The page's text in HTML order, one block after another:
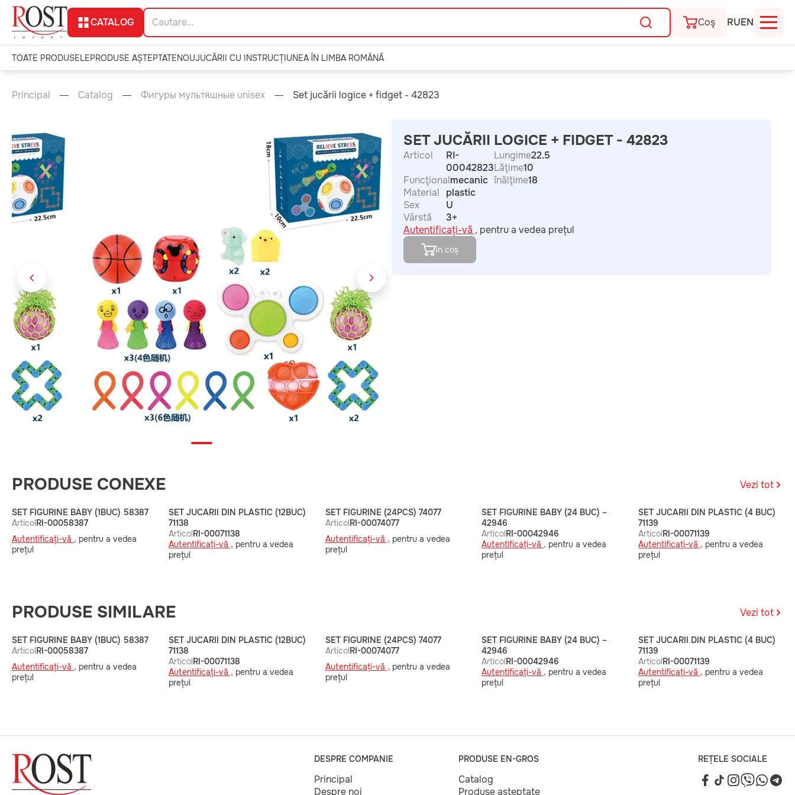
CATALOG Coş RUEN
TOATE PRODUSELEPRODUSE AȘTEPTATENOUJUCĂRII CU INSTRUCȚIUNEA ÎN LIMBA ROMÂNĂ
Principal Catalog Фигуры мультяшные unisex Set jucării logice + fidget - 42823
SET JUCĂRII LOGICE + FIDGET - 42823
Articol
RI-
00042823
Funcţionalmecanic
Material
plastic
Sex
U
Vârstă
3+
Lungime22.5
Lăţime10
înălţime18
Autentificați-vă , pentru a vedea prețul
în coș
PRODUSE CONEXE Vezi tot
SET FIGURINE BABY (1BUC) 58387
ArticolRI-00058387
Autentificați-vă , pentru a vedea
prețul
SET JUCARII DIN PLASTIC (12BUC)
71138
ArticolRI-00071138
Autentificați-vă , pentru a vedea
prețul
SET FIGURINE (24PCS) 74077
ArticolRI-00074077
Autentificați-vă , pentru a vedea
prețul
SET FIGURINE BABY (24 BUC) –
42946
ArticolRI-00042946
Autentificați-vă , pentru a vedea
prețul
SET JUCARII DIN PLASTIC (4 BUC)
71139
ArticolRI-00071139
Autentificați-vă , pentru a vedea
prețul
PRODUSE SIMILARE Vezi tot
SET FIGURINE BABY (1BUC) 58387
ArticolRI-00058387
Autentificați-vă , pentru a vedea
prețul
SET JUCARII DIN PLASTIC (12BUC)
71138
ArticolRI-00071138
Autentificați-vă , pentru a vedea
prețul
SET FIGURINE (24PCS) 74077
ArticolRI-00074077
Autentificați-vă , pentru a vedea
prețul
SET FIGURINE BABY (24 BUC) –
42946
ArticolRI-00042946
Autentificați-vă , pentru a vedea
prețul
SET JUCARII DIN PLASTIC (4 BUC)
71139
ArticolRI-00071139
Autentificați-vă , pentru a vedea
prețul
DESPRE COMPANIE
Principal
Despre noi
PRODUSE EN-GROS
Catalog
Produse așteptate
REȚELE SOCIALE